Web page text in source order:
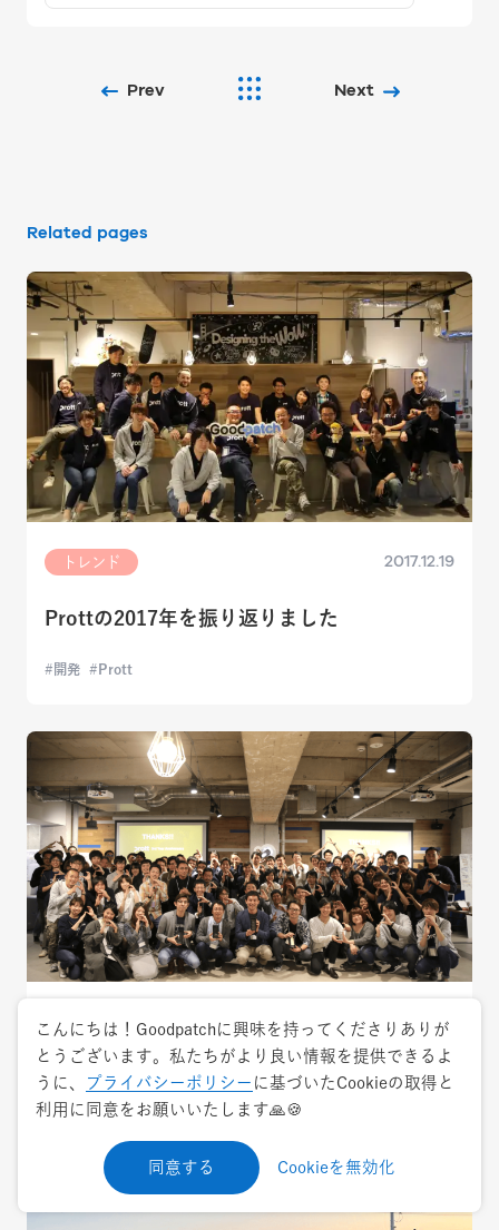
Prev Next
Related pages
トレンド 2017.12.19
Prottの2017年を振り返りました
開発 Prott
トレンド 2017.10.17
Prottは3歳になりました！
こんにちは！Goodpatchに興味を持ってくださりありが
とうございます。私たちがより良い情報を提供できるよ
うに、
プライバシーポリシー に基づいたCookieの取得と
利用に同意をお願いいたします🙏🍪
同意する Cookieを無効化